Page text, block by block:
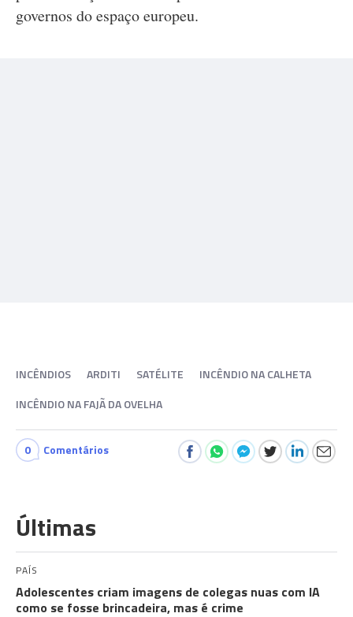
governos do espaço europeu.
INCÊNDIOS ARDITI SATÉLITE
INCÊNDIO NA CALHETA
INCÊNDIO NA FAJÃ DA OVELHA
0 Comentários
Últimas
PAÍS
Adolescentes criam imagens de colegas nuas com IA
como se fosse brincadeira, mas é crime